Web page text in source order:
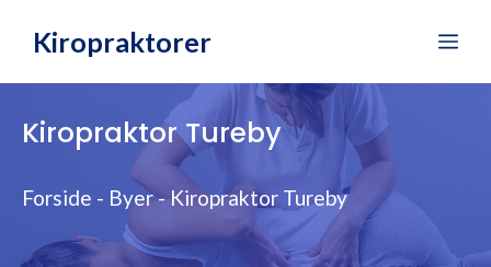
Kiropraktorer
Kiropraktor Tureby
Forside - Byer-Kiropraktor Tureby